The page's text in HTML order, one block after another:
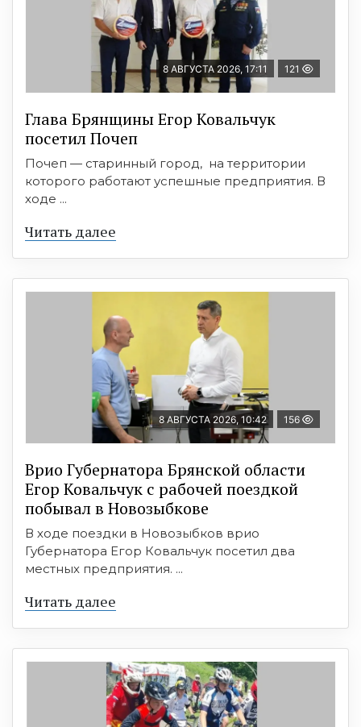
8 АВГУСТА 2026, 17:11 121
Глава Брянщины Егор Ковальчук
посетил Почеп
Почеп — старинный город, на территории
которого работают успешные предприятия. В
ходе ...
Читать далее
8 АВГУСТА 2026, 10:42 156
Врио Губернатора Брянской области
Егор Ковальчук с рабочей поездкой
побывал в Новозыбкове
В ходе поездки в Новозыбков врио
Губернатора Егор Ковальчук посетил два
местных предприятия. ...
Читать далее